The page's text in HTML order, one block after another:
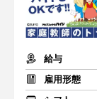
給与
雇用形態